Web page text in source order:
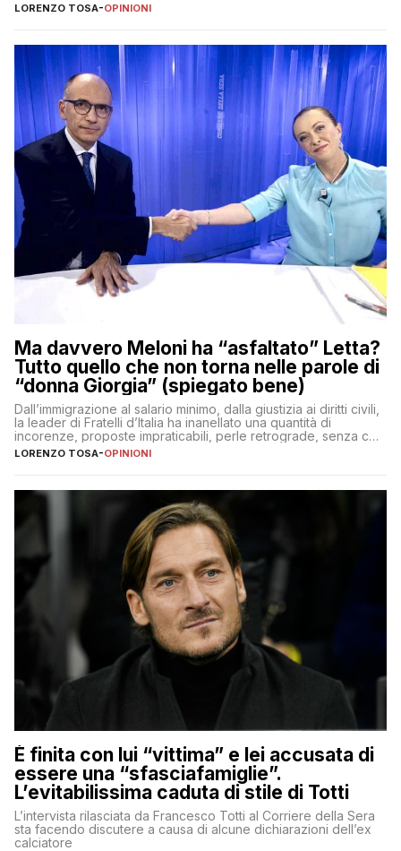
LORENZO TOSA-OPINIONI
Ma davvero Meloni ha “asfaltato” Letta?
Tutto quello che non torna nelle parole di
“donna Giorgia” (spiegato bene)
Dall’immigrazione al salario minimo, dalla giustizia ai diritti civili,
la leader di Fratelli d’Italia ha inanellato una quantità di
incorenze, proposte impraticabili, perle retrograde, senza che
nessuno – a destra come a sinistra – glielo abbia fatto notare
LORENZO TOSA-OPINIONI
È finita con lui “vittima” e lei accusata di
essere una “sfasciafamiglie”.
L’evitabilissima caduta di stile di Totti
L’intervista rilasciata da Francesco Totti al Corriere della Sera
sta facendo discutere a causa di alcune dichiarazioni dell’ex
calciatore